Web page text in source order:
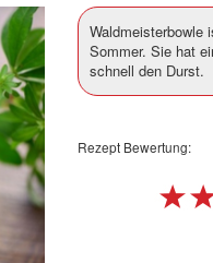
Waldmeisterbowle
Sommer. Sie hat
schnell den Durst.
Rezept Bewertung: